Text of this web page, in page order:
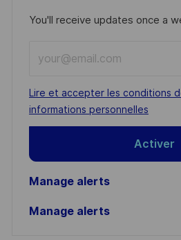
You'll receive updates once a
Email
address
(Required)
Required
Lire et accepter les conditions
informations personnelles
Activer
Manage alerts
Manage alerts